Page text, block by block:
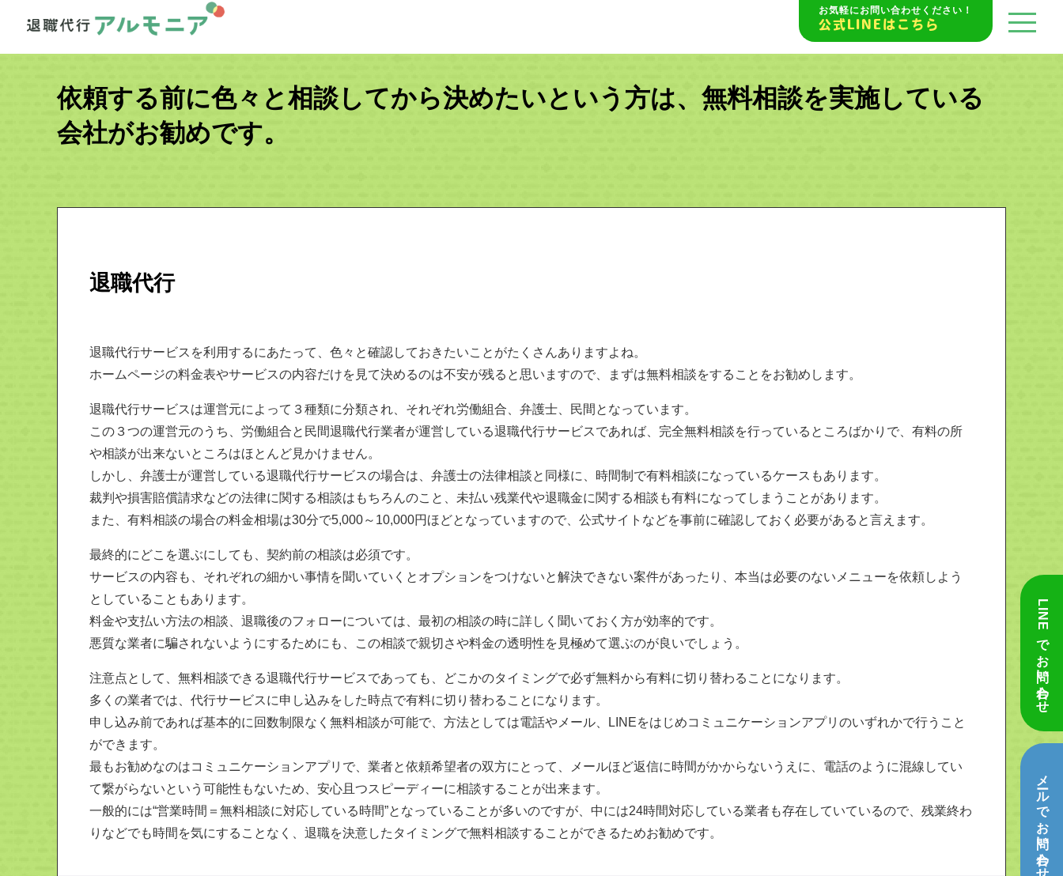
お気軽にお問い合わせください！
公式LINEはこちら
依頼する前に色々と相談してから決めたいという方は、無料相談を実施している
会社がお勧めです。
退職代行
退職代行サービスを利用するにあたって、色々と確認しておきたいことがたくさんありますよね。
ホームページの料金表やサービスの内容だけを見て決めるのは不安が残ると思いますので、まずは無料相談をすることをお勧めします。
退職代行サービスは運営元によって３種類に分類され、それぞれ労働組合、弁護士、民間となっています。
この３つの運営元のうち、労働組合と民間退職代行業者が運営している退職代行サービスであれば、完全無料相談を行っているところばかりで、有料の所
や相談が出来ないところはほとんど見かけません。
しかし、弁護士が運営している退職代行サービスの場合は、弁護士の法律相談と同様に、時間制で有料相談になっているケースもあります。
裁判や損害賠償請求などの法律に関する相談はもちろんのこと、未払い残業代や退職金に関する相談も有料になってしまうことがあります。
また、有料相談の場合の料金相場は30分で5,000～10,000円ほどとなっていますので、公式サイトなどを事前に確認しておく必要があると言えます。
最終的にどこを選ぶにしても、契約前の相談は必須です。
サービスの内容も、それぞれの細かい事情を聞いていくとオプションをつけないと解決できない案件があったり、本当は必要のないメニューを依頼しよう
としていることもあります。
料金や支払い方法の相談、退職後のフォローについては、最初の相談の時に詳しく聞いておく方が効率的です。
悪質な業者に騙されないようにするためにも、この相談で親切さや料金の透明性を見極めて選ぶのが良いでしょう。
注意点として、無料相談できる退職代行サービスであっても、どこかのタイミングで必ず無料から有料に切り替わることになります。
多くの業者では、代行サービスに申し込みをした時点で有料に切り替わることになります。
申し込み前であれば基本的に回数制限なく無料相談が可能で、方法としては電話やメール、LINEをはじめコミュニケーションアプリのいずれかで行うこと
ができます。
最もお勧めなのはコミュニケーションアプリで、業者と依頼希望者の双方にとって、メールほど返信に時間がかからないうえに、電話のように混線してい
て繋がらないという可能性もないため、安心且つスピーディーに相談することが出来ます。
一般的には“営業時間＝無料相談に対応している時間”となっていることが多いのですが、中には24時間対応している業者も存在していているので、残業終わ
りなどでも時間を気にすることなく、退職を決意したタイミングで無料相談することができるためお勧めです。
LINEでお問い合わせ
メールでお問い合わせ